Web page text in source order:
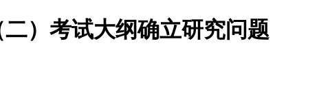
）考试大纲确立研究问题